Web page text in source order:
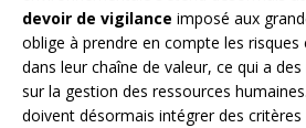
devoir de vigilance imposé aux
oblige à prendre en compte les
dans leur chaîne de valeur, ce qui a
sur la gestion des ressources
doivent désormais intégrer des